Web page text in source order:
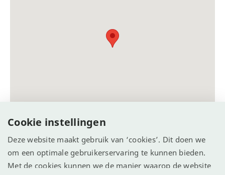
Cookie instellingen
Deze website maakt gebruik van ‘cookies’. Dit doen we
om een optimale gebruikerservaring te kunnen bieden.
Met de cookies kunnen we de manier waarop de website